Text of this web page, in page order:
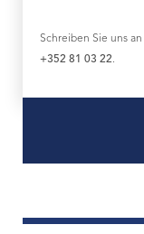
Schreiben Sie uns an
+352 81 03 22.